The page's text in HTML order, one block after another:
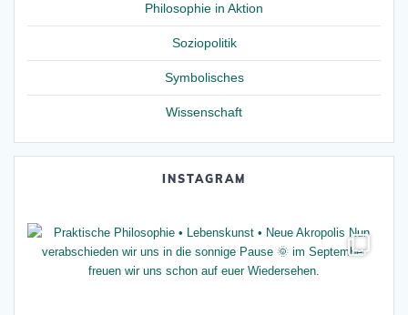
Philosophie in Aktion
Soziopolitik
Symbolisches
Wissenschaft
INSTAGRAM